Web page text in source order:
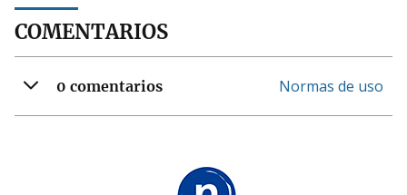
COMENTARIOS
0 comentarios Normas de uso